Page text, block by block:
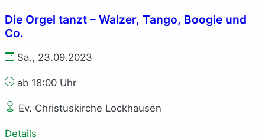
Die Orgel tanzt – Walzer, Tango, Boogie und
Co.
Sa., 23.09.2023
ab 18:00 Uhr
Ev. Christuskirche Lockhausen
Details